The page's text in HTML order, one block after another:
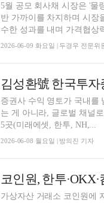
5월 공모 회사채 시장은 '물
반 가까이를 차지하며 시장
수한 성과를 내며 가격협상
2026-06-09 화요일 | 두경우 전문위
증권사 수익 영토가 국내를
는 게 아니라, 글로벌 채널
5곳(미래에셋, 한투, NH,...
2026-06-08 월요일 | 방의진 기자
가상자산 거래소 코인원에